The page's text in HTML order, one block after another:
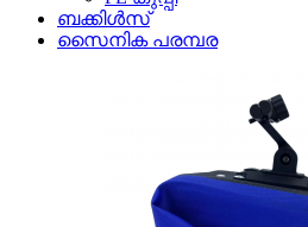
ബക്കിൾസ്
സൈനിക പരമ്പര